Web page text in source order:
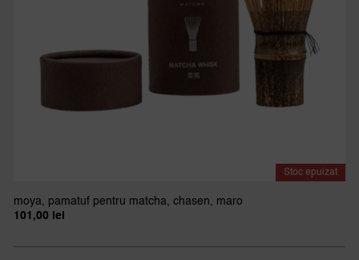
Stoc epuizat
moya, pamatuf pentru matcha, chasen, maro
101,00
lei